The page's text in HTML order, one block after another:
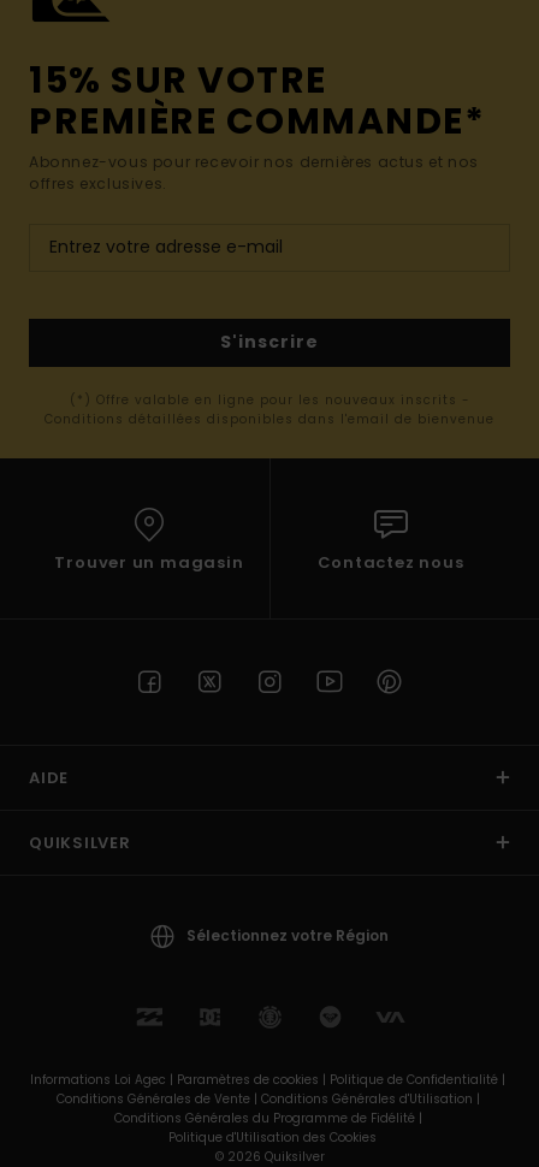
15% SUR VOTRE
PREMIÈRE COMMANDE*
Abonnez-vous pour recevoir nos dernières actus et nos
offres exclusives.
S'inscrire
(*) Offre valable en ligne pour les nouveaux inscrits -
Conditions détaillées disponibles dans l'email de bienvenue
Trouver un magasin Contactez nous
AIDE
QUIKSILVER
Sélectionnez votre Région
Informations Loi Agec | Paramètres de cookies | Politique de Confidentialité |
Conditions Générales de Vente | Conditions Générales d'Utilisation |
Conditions Générales du Programme de Fidélité |
Politique d'Utilisation des Cookies
© 2026 Quiksilver